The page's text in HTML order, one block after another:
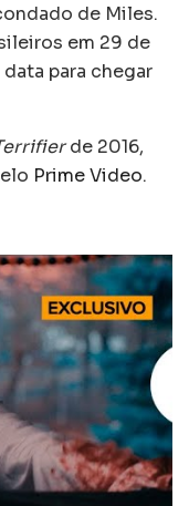
de Miles.
em 29 de
para chegar
de 2016,
Prime Video.